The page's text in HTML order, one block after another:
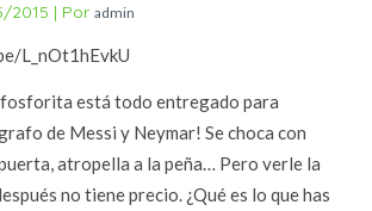
2015 | Por admin
L_nOt1hEvkU
fosforita está todo entregado para
de Messi y Neymar! Se choca con
atropella a la peña… Pero verle la
no tiene precio. ¿Qué es lo que has